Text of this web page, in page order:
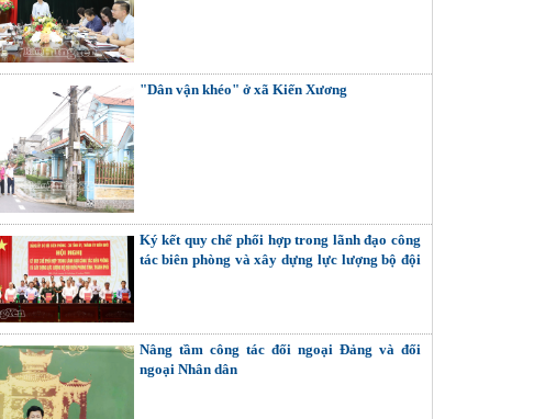
"Dân vận khéo" ở xã Kiến Xương
Ký kết quy chế phối hợp trong lãnh đạo công
tác biên phòng và xây dựng lực lượng bộ đội
Nâng tầm công tác đối ngoại Đảng và đối
ngoại Nhân dân